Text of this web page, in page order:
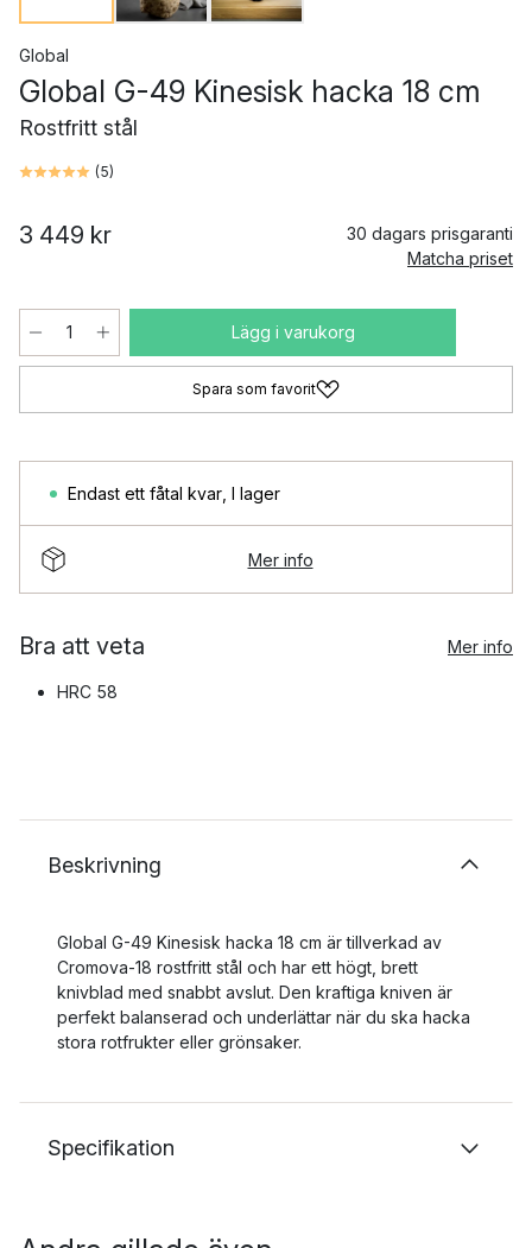
Global
Global G-49 Kinesisk hacka 18 cm
Rostfritt stål
(5)
3 449 kr
30 dagars prisgaranti
Matcha priset
Lägg i varukorg
Spara som favorit
Endast ett fåtal kvar I lager
Mer info
Bra att veta Mer info
HRC 58
Beskrivning
Global G-49 Kinesisk hacka 18 cm är tillverkad av
Cromova-18 rostfritt stål och har ett högt, brett
knivblad med snabbt avslut. Den kraftiga kniven är
perfekt balanserad och underlättar när du ska hacka
stora rotfrukter eller grönsaker.
Specifikation